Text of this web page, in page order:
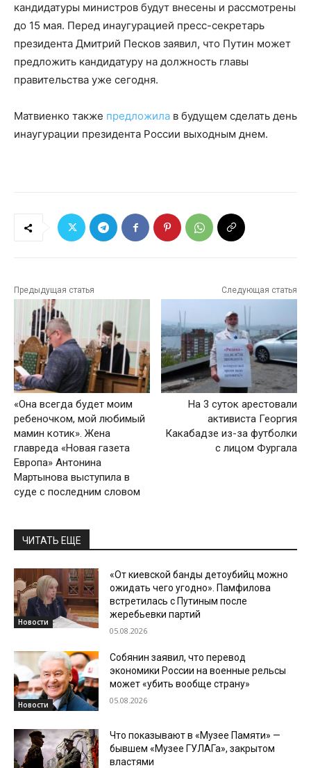
кандидатуры министров будут внесены и рассмотрены
до 15 мая. Перед инаугурацией пресс-секретарь
президента Дмитрий Песков заявил, что Путин может
предложить кандидатуру на должность главы
правительства уже сегодня.
Матвиенко также предложила в будущем сделать день
инаугурации президента России выходным днем.
Предыдущая статья
«Она всегда будет моим
ребеночком, мой любимый
мамин котик». Жена
главреда «Новая газета
Европа» Антонина
Мартынова выступила в
суде с последним словом
Следующая статья
На 3 суток арестовали
активиста Георгия
Какабадзе из-за футболки
с лицом Фургала
ЧИТАТЬ ЕЩЕ
Новости
«От киевской банды детоубийц можно
ожидать чего угодно». Памфилова
встретилась с Путиным после
жеребьевки партий
05.08.2026
Новости
Собянин заявил, что перевод
экономики России на военные рельсы
может «убить вообще страну»
05.08.2026
Что показывают в «Музее Памяти» —
бывшем «Музее ГУЛАГа», закрытом
властями